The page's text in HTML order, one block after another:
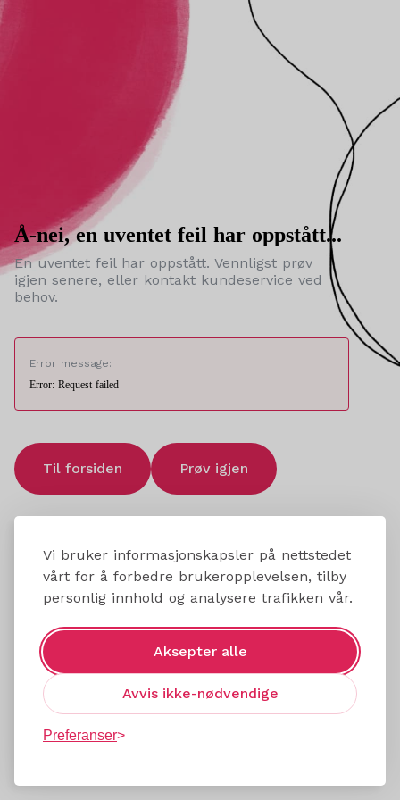
Vi bruker informasjonskapsler på nettstedet
vårt for å forbedre brukeropplevelsen, tilby
personlig innhold og analysere trafikken vår.
Aksepter alle
Avvis ikke-nødvendige
Preferanser
Å-nei, en uventet feil har oppstått...
En uventet feil har oppstått. Vennligst prøv
igjen senere, eller kontakt kundeservice ved
behov.
Error message:
Error: Request failed
Til forsiden Prøv igjen